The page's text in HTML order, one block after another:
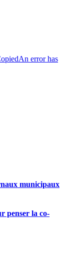
An error has
municipaux
penser la co-